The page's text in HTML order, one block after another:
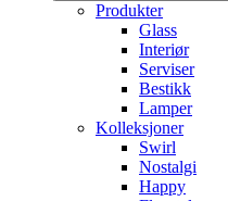
Produkter
Glass
Interiør
Serviser
Bestikk
Lamper
Kolleksjoner
Swirl
Nostalgi
Happy